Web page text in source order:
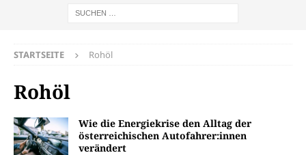
STARTSEITE Rohöl
Rohöl
Wie die Energiekrise den Alltag der
österreichischen Autofahrer:innen
verändert